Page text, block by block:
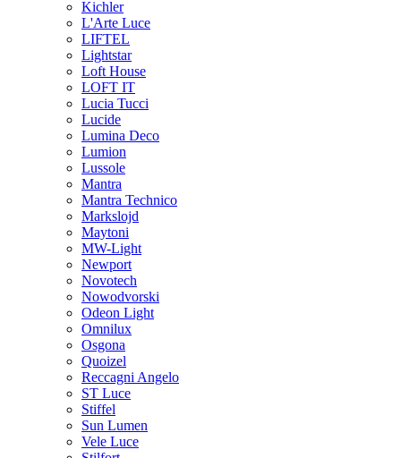
Kichler
L'Arte Luce
LIFTEL
Lightstar
Loft House
LOFT IT
Lucia Tucci
Lucide
Lumina Deco
Lumion
Lussole
Mantra
Mantra Technico
Markslojd
Maytoni
MW-Light
Newport
Novotech
Nowodvorski
Odeon Light
Omnilux
Osgona
Quoizel
Reccagni Angelo
ST Luce
Stiffel
Sun Lumen
Vele Luce